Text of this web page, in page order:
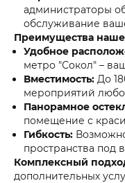
администраторы
обслуживание
Преимущества
Удобное
метро "Сокол" –
Вместимость: До
мероприятий
Панорамное
помещение с
Гибкость:
пространства под
Комплексный
дополнительных